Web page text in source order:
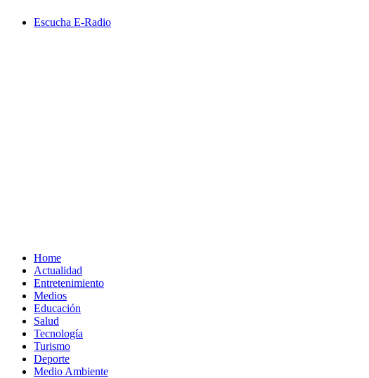
Escucha E-Radio
Home
Actualidad
Entretenimiento
Medios
Educación
Salud
Tecnología
Turismo
Deporte
Medio Ambiente